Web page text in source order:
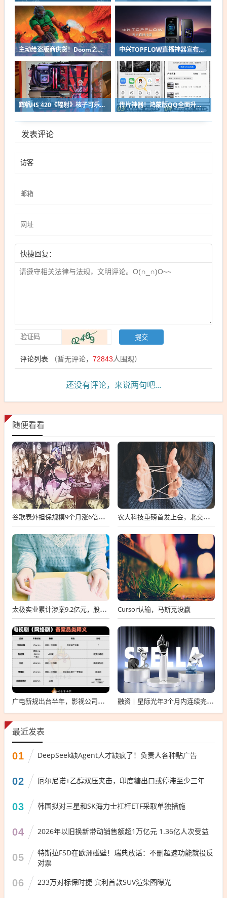
主动给盗版商供货！Doom之父自曝曾向中国贱卖空包装 中兴TOPFLOW直播神器宣布8月14日开售：Wi-Fi 7 最多连接64台设备
辉帆HS 420《辐射》核子可乐定制版机箱亮相：2027年正式发售 传片神器！鸿蒙版QQ全面升级：10G大文件免压缩直传
发表评论
快捷回复：
评论列表 （暂无评论， 72843人围观）
还没有评论，来说两句吧...
随便看看
谷歌表外担保规模9个月涨6倍至438亿美元，用“财务兜底”换TPU芯片订单 农大科技重磅首发上会，北交所募资达4.13亿元，科技创新引领未来发展！
太极实业累计涉案9.2亿元，股价一周跌超30%，子公司起诉讨要6396万工程款 Cursor认输，马斯克没赢
广电新规出台半年，影视公司看懂这套“IP宇宙说明书”了吗？ 融资丨星际光年3个月内连续完成2轮融资，累计融资亿元
最近发表
01 DeepSeek缺Agent人才缺疯了！负责人各种贴广告
02 厄尔尼诺+乙醇双压夹击，印度糖出口或停滞至少三年
03 韩国拟对三星和SK海力士杠杆ETF采取单独措施
04 2026年以旧换新带动销售额超1万亿元 1.36亿人次受益
05
特斯拉FSD在欧洲碰壁！瑞典放话：不删超速功能就投反
对票
06 233万对标保时捷 宾利首款SUV渲染图曝光